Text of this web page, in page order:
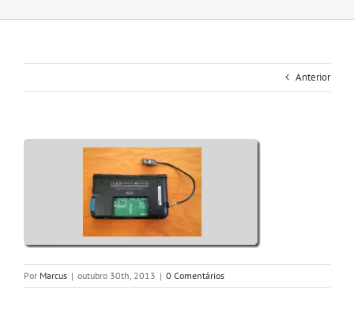
Anterior
Por Marcus | outubro 30th, 2013 | 0 Comentários